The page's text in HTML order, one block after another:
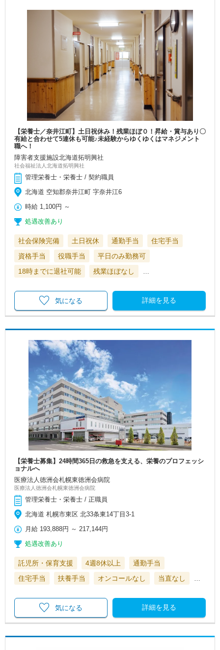
【栄養士／奈井江町】土日祝休み！残業ほぼ０！昇給・賞与あり〇
有給と合わせて5連休も可能♪未経験からゆくゆくはマネジメント
職へ！
障害者支援施設北海道拓明興社
社会福祉法人北海道拓明興社
管理栄養士・栄養士 / 契約職員
北海道 空知郡奈井江町 字奈井江6
時給 1,100円 ～
処遇改善あり
社会保険完備 土日祝休 通勤手当
住宅手当
資格手当
役職手当
平日のみ勤務可
18時までに退社可能
残業ほぼなし
詳細を見る
気になる
【栄養士募集】24時間365日の救急を支える、栄養のプロフェッシ
ョナルへ
医療法人徳洲会札幌東徳洲会病院
医療法人徳洲会札幌東徳洲会病院
管理栄養士・栄養士 / 正職員
北海道 札幌市東区 北33条東14丁目3-1
月給 193,888円 ～ 217,144円
処遇改善あり
託児所・保育支援 4週8休以上
通勤手当
住宅手当
扶養手当 オンコールなし 当直なし
詳細を見る
気になる